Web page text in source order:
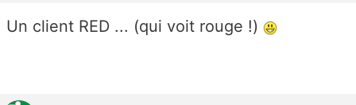
Un client RED ... (qui voit rouge !)